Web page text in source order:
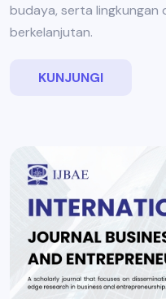
budaya, serta lingkungan
berkelanjutan.
KUNJUNGI